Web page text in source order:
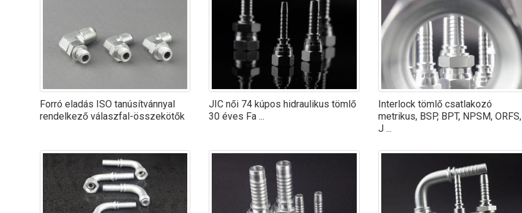
Forró eladás ISO tanúsítvánnyal
rendelkező válaszfal-összekötők
JIC női 74 kúpos hidraulikus tömlő
30 éves Fa ...
Interlock tömlő csatlakozó
metrikus, BSP, BPT, NPSM, ORFS,
J ...